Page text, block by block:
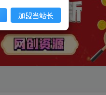
加盟当站长